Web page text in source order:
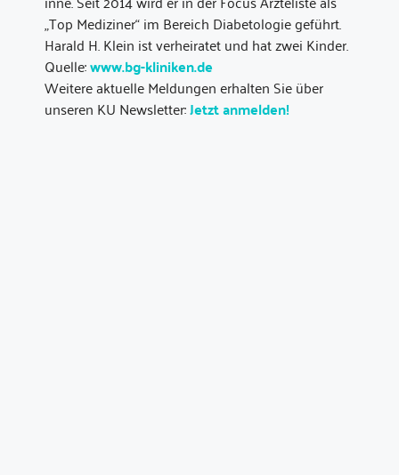
„Top Mediziner“ im Bereich Diabetologie geführt.
Harald H. Klein ist verheiratet und hat zwei Kinder.
Quelle:www.bg-kliniken.de
Weitere aktuelle Meldungen erhalten Sie über
unseren KU Newsletter:Jetzt anmelden!